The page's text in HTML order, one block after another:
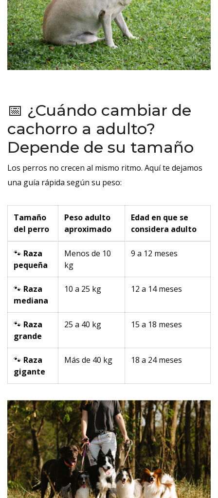
📅 ¿Cuándo cambiar de
cachorro a adulto?
Depende de su tamaño
Los perros no crecen al mismo ritmo. Aquí te dejamos
una guía rápida según su peso:
Tamaño
del perro
Peso adulto
aproximado
Edad en que se
considera adulto
🐾 Raza
pequeña
Menos de 10
kg
9 a 12 meses
🐾 Raza
mediana
10 a 25 kg 12 a 14 meses
🐾 Raza
grande
25 a 40 kg 15 a 18 meses
🐾 Raza
gigante
Más de 40 kg 18 a 24 meses